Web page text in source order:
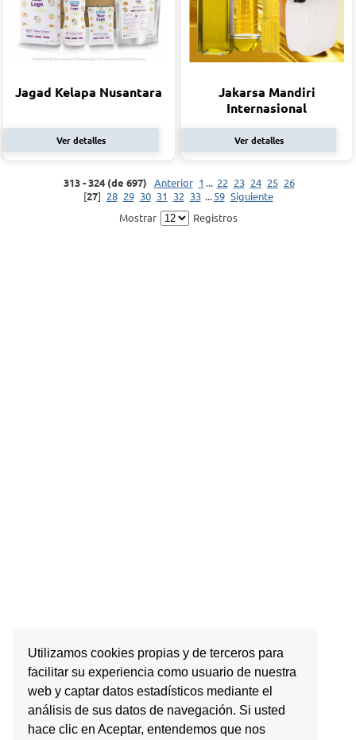
Utilizamos cookies propias y de terceros para
facilitar su experiencia como usuario de nuestra
web y captar datos estadísticos mediante el
análisis de sus datos de navegación. Si usted
hace clic en Aceptar, entendemos que nos
Jagad Kelapa Nusantara
Ver detalles
Jakarsa Mandiri
Internasional
Ver detalles
313 - 324 (de 697) Anterior 1 ... 22 23 24 25 26
[27] 28 29 30 31 32 33 ... 59 Siguiente
Mostrar
Registros